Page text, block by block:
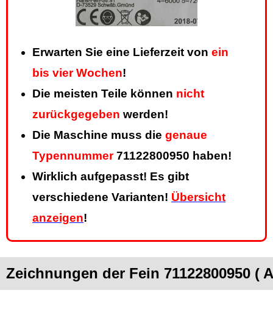
Erwarten Sie eine Lieferzeit von ein
bis vier Wochen!
Die meisten Teile können nicht
zurückgegeben werden!
Die Maschine muss die genaue
Typennummer71122800950 haben!
Wirklich aufgepasst! Es gibt
verschiedene Varianten! Übersicht
anzeigen!
Zeichnungen der Fein 71122800950 (